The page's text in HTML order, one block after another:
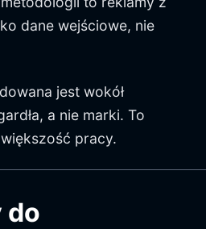
dane wejściowe, nie
jest wokół
a nie marki. To
pracy.
do